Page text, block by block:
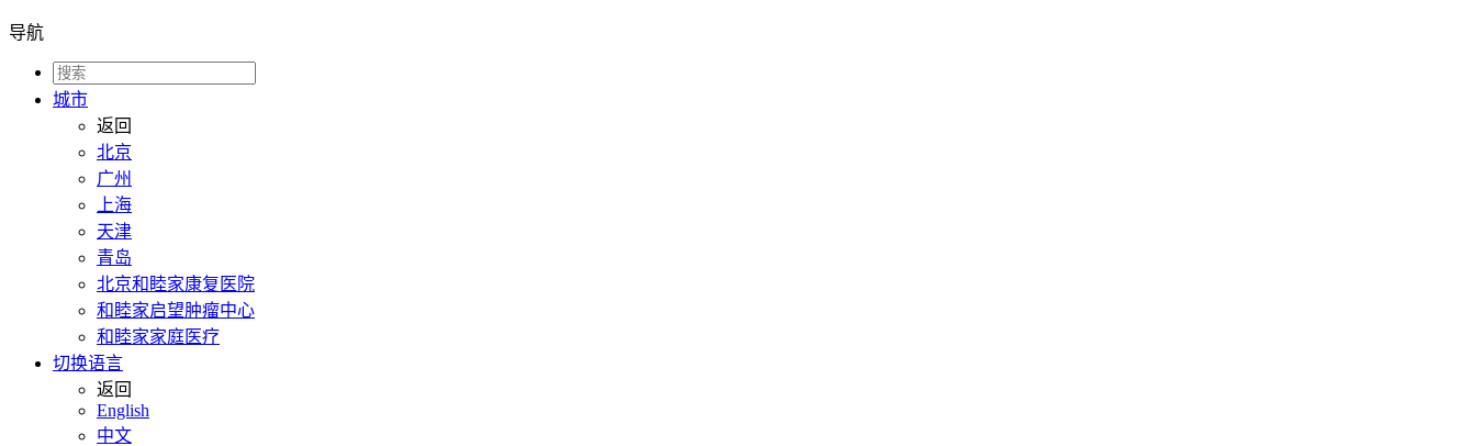
导航
城市
返回
北京
广州
上海
天津
青岛
北京和睦家康复医院
和睦家启望肿瘤中心
和睦家家庭医疗
切换语言
返回
English
中文